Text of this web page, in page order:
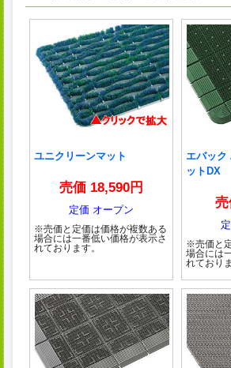
ユニクリーンマット
売価 18,590円
定価 オープン
※売価と定価は価格が複数ある
場合には一番低い価格が表示さ
れております。
エバック
ットDX
売
※売価と
場合には
れており